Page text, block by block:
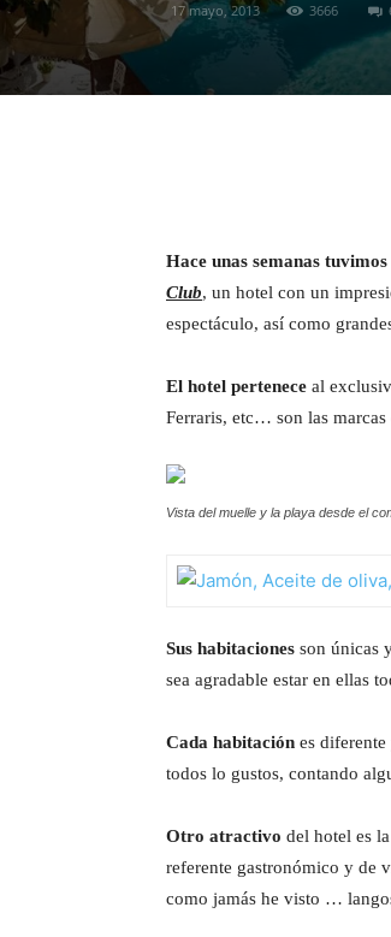
17 mayo, 2013 3666
Hace unas semanas
Club, un hotel con un
espectáculo, así como
El hotel pertenece al
Ferraris, etc… son las
Vista del muelle y la playa desde el
Sus habitaciones son únicas
sea agradable estar en ellas
Cada habitación es
todos lo gustos, contando
Otro atractivo del hotel es
referente gastronómico y de
como jamás he visto …